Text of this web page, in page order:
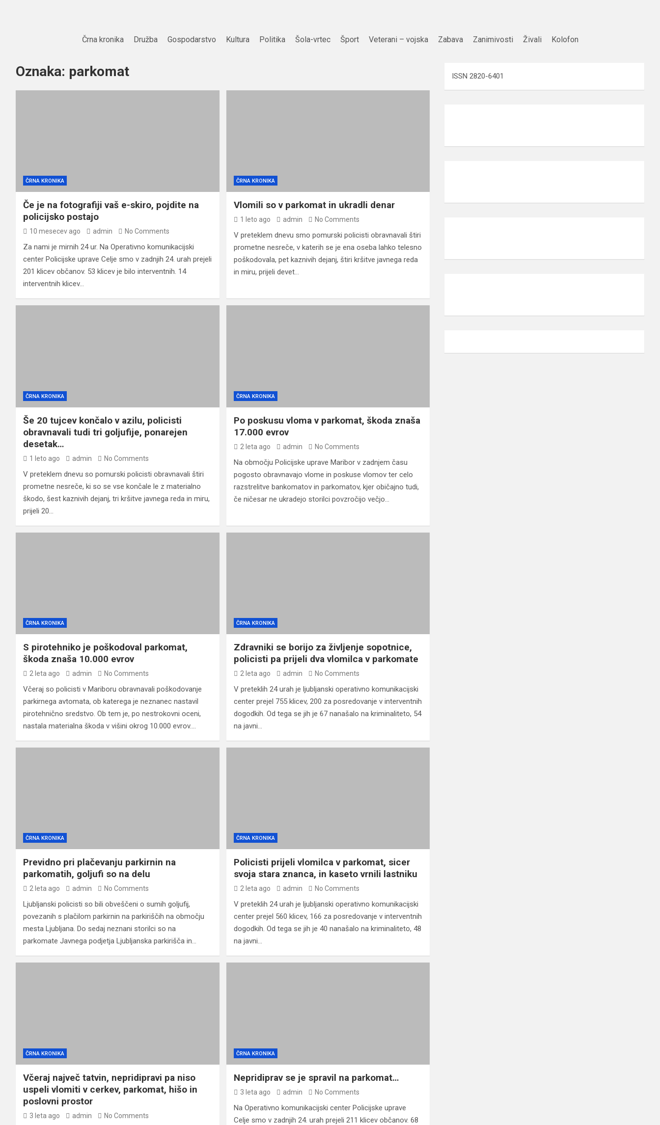
Črna kronika Družba Gospodarstvo Kultura Politika Šola-vrtec Šport Veterani – vojska Zabava Zanimivosti Živali Kolofon
Oznaka: parkomat
ČRNA KRONIKA
Če je na fotografiji vaš e-skiro, pojdite na
policijsko postajo
10 mesecev ago admin No Comments
Za nami je mirnih 24 ur. Na Operativno komunikacijski
center Policijske uprave Celje smo v zadnjih 24. urah prejeli
201 klicev občanov. 53 klicev je bilo interventnih. 14
interventnih klicev…
ČRNA KRONIKA
Vlomili so v parkomat in ukradli denar
1 leto ago admin No Comments
V preteklem dnevu smo pomurski policisti obravnavali štiri
prometne nesreče, v katerih se je ena oseba lahko telesno
poškodovala, pet kaznivih dejanj, štiri kršitve javnega reda
in miru, prijeli devet…
ČRNA KRONIKA
Še 20 tujcev končalo v azilu, policisti
obravnavali tudi tri goljufije, ponarejen
desetak…
1 leto ago admin No Comments
V preteklem dnevu so pomurski policisti obravnavali štiri
prometne nesreče, ki so se vse končale le z materialno
škodo, šest kaznivih dejanj, tri kršitve javnega reda in miru,
prijeli 20…
ČRNA KRONIKA
Po poskusu vloma v parkomat, škoda znaša
17.000 evrov
2 leta ago admin No Comments
Na območju Policijske uprave Maribor v zadnjem času
pogosto obravnavajo vlome in poskuse vlomov ter celo
razstrelitve bankomatov in parkomatov, kjer običajno tudi,
če ničesar ne ukradejo storilci povzročijo večjo…
ČRNA KRONIKA
S pirotehniko je poškodoval parkomat,
škoda znaša 10.000 evrov
2 leta ago admin No Comments
Včeraj so policisti v Mariboru obravnavali poškodovanje
parkirnega avtomata, ob katerega je neznanec nastavil
pirotehnično sredstvo. Ob tem je, po nestrokovni oceni,
nastala materialna škoda v višini okrog 10.000 evrov.…
ČRNA KRONIKA
Zdravniki se borijo za življenje sopotnice,
policisti pa prijeli dva vlomilca v parkomate
2 leta ago admin No Comments
V preteklih 24 urah je ljubljanski operativno komunikacijski
center prejel 755 klicev, 200 za posredovanje v interventnih
dogodkih. Od tega se jih je 67 nanašalo na kriminaliteto, 54
na javni…
ČRNA KRONIKA
Previdno pri plačevanju parkirnin na
parkomatih, goljufi so na delu
2 leta ago admin No Comments
Ljubljanski policisti so bili obveščeni o sumih goljufij,
povezanih s plačilom parkirnin na parkiriščih na območju
mesta Ljubljana. Do sedaj neznani storilci so na
parkomate Javnega podjetja Ljubljanska parkirišča in…
ČRNA KRONIKA
Policisti prijeli vlomilca v parkomat, sicer
svoja stara znanca, in kaseto vrnili lastniku
2 leta ago admin No Comments
V preteklih 24 urah je ljubljanski operativno komunikacijski
center prejel 560 klicev, 166 za posredovanje v interventnih
dogodkih. Od tega se jih je 40 nanašalo na kriminaliteto, 48
na javni…
ČRNA KRONIKA
Včeraj največ tatvin, nepridipravi pa niso
uspeli vlomiti v cerkev, parkomat, hišo in
poslovni prostor
3 leta ago admin No Comments
ČRNA KRONIKA
Nepridiprav se je spravil na parkomat…
3 leta ago admin No Comments
Na Operativno komunikacijski center Policijske uprave
Celje smo v zadnjih 24. urah prejeli 211 klicev občanov. 68
ISSN 2820-6401